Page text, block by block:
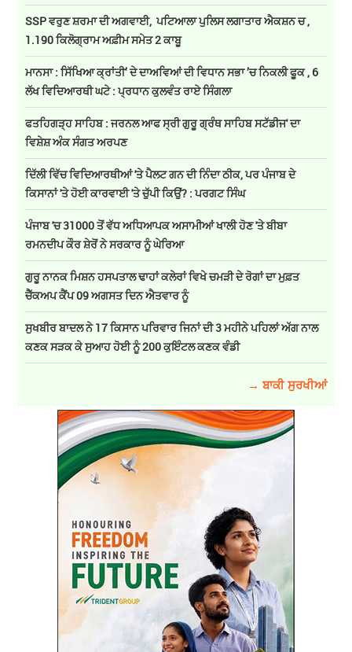
SSP ਵਰੁਣ ਸ਼ਰਮਾ ਦੀ ਅਗਵਾਈ, ਪਟਿਆਲਾ ਪੁਲਿਸ ਲਗਾਤਾਰ ਐਕਸ਼ਨ ਚ ,
1.190 ਕਿਲੋਗ੍ਰਾਮ ਅਫ਼ੀਮ ਸਮੇਤ 2 ਕਾਬੂ
ਮਾਨਸਾ : ਸਿੱਖਿਆ ਕ੍ਰਾਂਤੀ’ ਦੇ ਦਾਅਵਿਆਂ ਦੀ ਵਿਧਾਨ ਸਭਾ ’ਚ ਨਿਕਲੀ ਫੂਕ , 6
ਲੱਖ ਵਿਦਿਆਰਥੀ ਘਟੇ : ਪ੍ਰਧਾਨ ਕੁਲਵੰਤ ਰਾਏ ਸਿੰਗਲਾ
ਫਤਹਿਗੜ੍ਹ ਸਾਹਿਬ : ਜਰਨਲ ਆਫ ਸ੍ਰੀ ਗੁਰੂ ਗ੍ਰੰਥ ਸਾਹਿਬ ਸਟੱਡੀਜ' ਦਾ
ਵਿਸ਼ੇਸ਼ ਅੰਕ ਸੰਗਤ ਅਰਪਣ
ਦਿੱਲੀ ਵਿੱਚ ਵਿਦਿਆਰਥੀਆਂ 'ਤੇ ਪੈਲਟ ਗਨ ਦੀ ਨਿੰਦਾ ਠੀਕ, ਪਰ ਪੰਜਾਬ ਦੇ
ਕਿਸਾਨਾਂ 'ਤੇ ਹੋਈ ਕਾਰਵਾਈ 'ਤੇ ਚੁੱਪੀ ਕਿਉਂ? : ਪਰਗਟ ਸਿੰਘ
ਪੰਜਾਬ 'ਚ 31000 ਤੋਂ ਵੱਧ ਅਧਿਆਪਕ ਅਸਾਮੀਆਂ ਖਾਲੀ ਹੋਣ 'ਤੇ ਬੀਬਾ
ਰਮਨਦੀਪ ਕੌਰ ਸ਼ੇਰੋਂ ਨੇ ਸਰਕਾਰ ਨੂੰ ਘੇਰਿਆ
ਗੁਰੂ ਨਾਨਕ ਮਿਸ਼ਨ ਹਸਪਤਾਲ ਢਾਹਾਂ ਕਲੇਰਾਂ ਵਿਖੇ ਚਮੜੀ ਦੇ ਰੋਗਾਂ ਦਾ ਮੁਫ਼ਤ
ਚੈੱਕਅਪ ਕੈਂਪ 09 ਅਗਸਤ ਦਿਨ ਐਤਵਾਰ ਨੂੰ
ਸੁਖਬੀਰ ਬਾਦਲ ਨੇ 17 ਕਿਸਾਨ ਪਰਿਵਾਰ ਜਿਨਾਂ ਦੀ 3 ਮਹੀਨੇ ਪਹਿਲਾਂ ਅੱਗ ਨਾਲ
ਕਣਕ ਸੜਕ ਕੇ ਸੁਆਹ ਹੋਈ ਨੂੰ 200 ਕੁਇੰਟਲ ਕਣਕ ਵੰਡੀ
→ ਬਾਕੀ ਸੁਰਖੀਆਂ